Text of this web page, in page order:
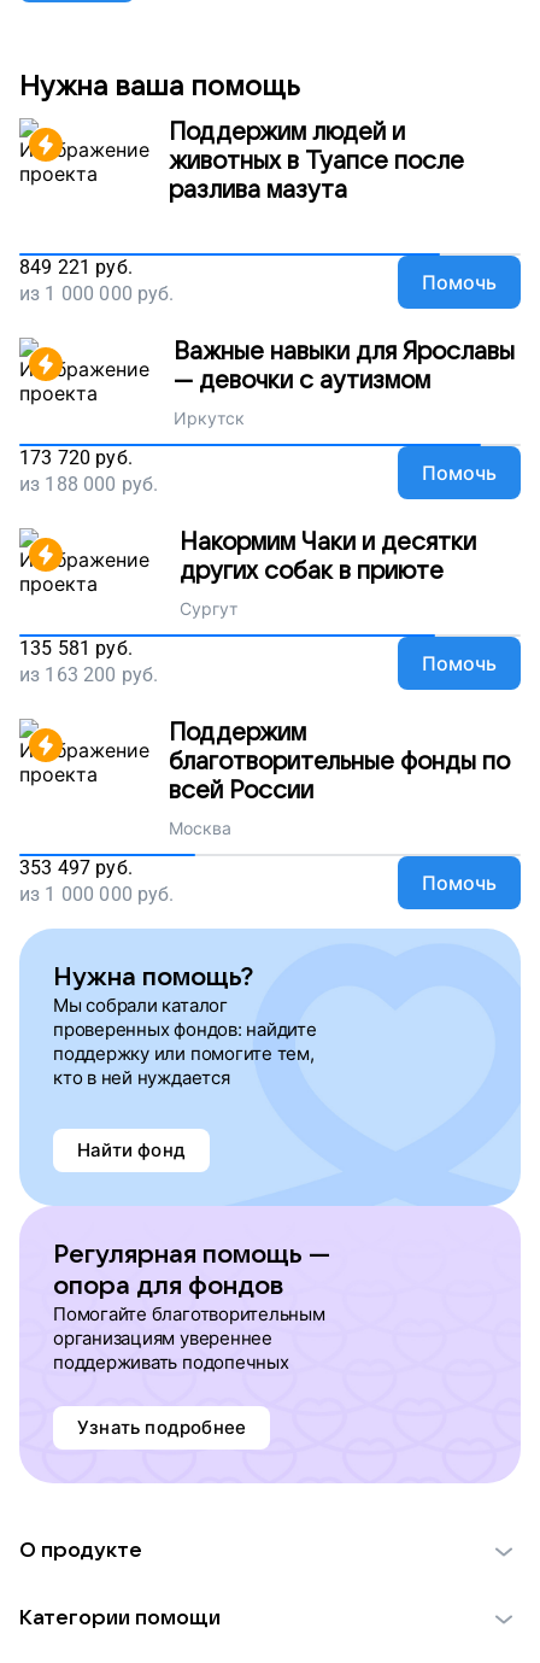
Нужна ваша помощь
Поддержим людей и
животных в Туапсе после
разлива мазута
849 221 руб.
из 1 000 000 руб. Помочь
Важные навыки для Ярославы
— девочки с аутизмом
Иркутск
173 720 руб.
из 188 000 руб. Помочь
Накормим Чаки и десятки
других собак в приюте
Сургут
135 581 руб.
из 163 200 руб. Помочь
Поддержим
благотворительные фонды по
всей России
Москва
353 497 руб.
из 1 000 000 руб. Помочь
Нужна помощь?
Мы собрали каталог
проверенных фондов: найдите
поддержку или помогите тем,
кто в ней нуждается
Найти фонд
Регулярная помощь —
опора для фондов
Помогайте благотворительным
организациям увереннее
поддерживать подопечных
Узнать подробнее
О продукте
Категории помощи